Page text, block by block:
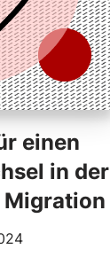
einen
in der
Migration